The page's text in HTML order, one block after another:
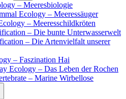
– Meeresbiologie
Ecology – Meeressäuger
– Meeresschildkröten
– Die bunte Unterwasserwelt
– Die Artenvielfalt unserer
– Faszination Hai
Ecology – Das Leben der Rochen
– Marine Wirbellose